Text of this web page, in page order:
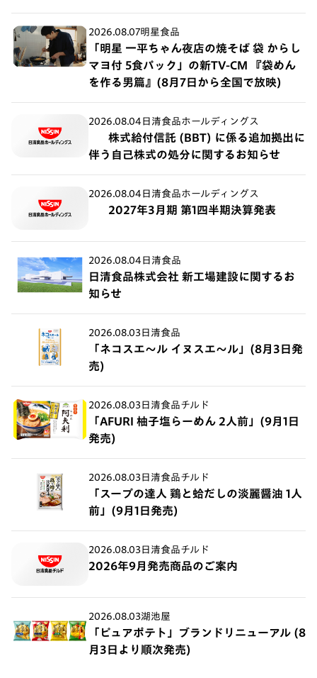
2026.08.07明星食品
「明星 一平ちゃん夜店の焼そば 袋 からし
マヨ付 5食パック」の新TV-CM 『袋めん
を作る男篇』(8月7日から全国で放映)
2026.08.04 日清食品ホールディングス
株式給付信託 (BBT) に係る追加拠出に
伴う自己株式の処分に関するお知らせ
2026.08.04 日清食品ホールディングス
2027年3月期 第1四半期決算発表
2026.08.04 日清食品
日清食品株式会社 新工場建設に関するお
知らせ
2026.08.03 日清食品
「ネコスエ～ル イヌスエ～ル」(8月3日発
売)
2026.08.03 日清食品チルド
「AFURI 柚子塩らーめん 2人前」(9月1日
発売)
2026.08.03 日清食品チルド
「スープの達人 鶏と蛤だしの淡麗醤油 1人
前」(9月1日発売)
2026.08.03 日清食品チルド
2026年9月発売商品のご案内
2026.08.03湖池屋
「ピュアポテト」ブランドリニューアル (8
月3日より順次発売)